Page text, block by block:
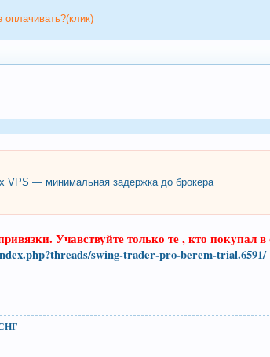
оплачивать?(клик)
VPS — минимальная задержка до брокера
Учавствуйте только те , кто покупал
swing-trader-pro-berem-trial.6591/